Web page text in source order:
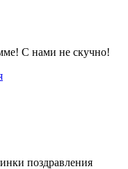
С нами не скучно!
поздравления